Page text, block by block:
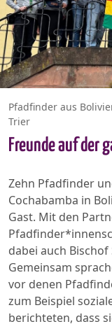
Pfadfinder aus
Trier
Freunde auf der
Zehn Pfadfinder
Cochabamba in
Gast. Mit den
dabei auch
Gemeinsam
vor denen
zum Beispiel
berichteten, dass